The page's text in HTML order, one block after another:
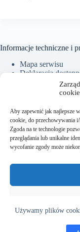
cookie
Aby zapewnić jak najlepsze
cookie, do przechowywania
Zgoda na te technologie
przeglądania lub unikalne
wycofanie zgody może
Używamy plików
Informacje techniczne i
Mapa serwisu
Deklaracja
Ochrona Danych
Polityka plików
Kontakt:
Sekretariat tel.: +48 18
Dyrektor tel. kom.: +48
Szkoła Muzyczna I